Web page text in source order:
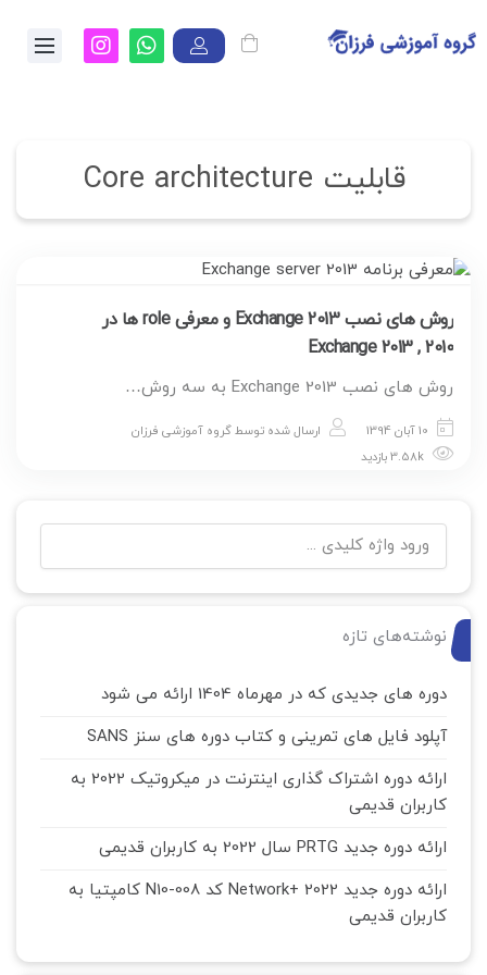
قابلیت Core architecture
روش های نصب Exchange 2013 و معرفی role ها در
Exchange 2013 , 2010
روش های نصب Exchange 2013 به سه روش…
10 آبان 1394 ارسال شده توسطگروه آموزشی فرزان
نوشته‌های تازه
دوره های جدیدی که در مهرماه 1404 ارائه می شود
آپلود فایل های تمرینی و کتاب دوره های سنز SANS
ارائه دوره اشتراک گذاری اینترنت در میکروتیک 2022 به
کاربران قدیمی
ارائه دوره جدید PRTG سال 2022 به کاربران قدیمی
ارائه دوره جدید Network+ 2022 کد N10-008 کامپتیا به
کاربران قدیمی